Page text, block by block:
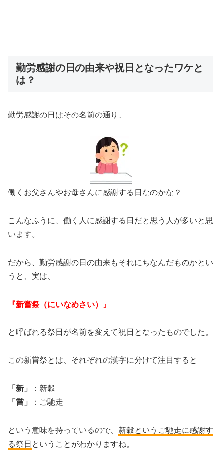
勤労感謝の日の由来や祝日となったワケと
は？
勤労感謝の日はその名前の通り、
働くお父さんやお母さんに感謝する日なのかな？
こんなふうに、働く人に感謝する日だと思う人が多いと思
います。
だから、勤労感謝の日の由来もそれにちなんだものかとい
うと、実は、
『新嘗祭（にいなめさい）』
と呼ばれる祭日が名前を変えて祝日となったものでした。
この新嘗祭とは、それぞれの漢字に分けて注目すると
「新」
：新穀
「嘗」
：ご馳走
という意味を持っているので、 新穀というご馳走に感謝す
る祭日 ということがわかりますね。